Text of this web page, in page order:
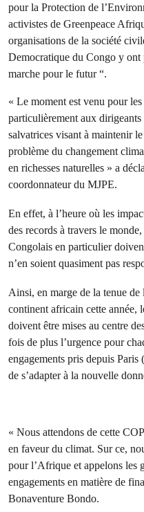
pour la Protection de
activistes de Greenpeace
organisations de la société
Democratique du Congo y ont
marche pour le futur “.
« Le moment est venu pour
particulièrement aux
salvatrices visant à maintenir
problème du changement
en richesses naturelles » a
coordonnateur du MJPE.
En effet, à l’heure où les
des records à travers le
Congolais en particulier
n’en soient quasiment pas
Ainsi, en marge de la tenue
continent africain cette année,
doivent être mises au centre
fois de plus l’urgence pour
engagements pris depuis
de s’adapter à la nouvelle
« Nous attendons de cette
en faveur du climat. Sur ce,
pour l’Afrique et appelons les
engagements en matière de
Bonaventure Bondo.